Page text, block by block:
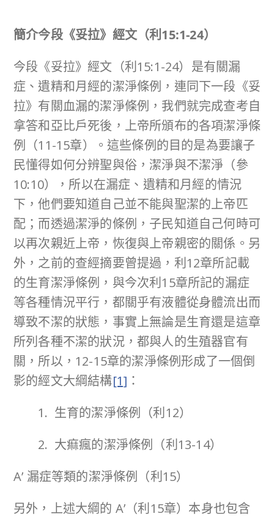
簡介今段《妥拉》經文（利15:1-24）
今段《妥拉》經文（利15:1-24）是有關漏
症、遺精和月經的潔淨條例，連同下一段《妥
拉》有關血漏的潔淨條例，我們就完成查考自
拿答和亞比戶死後，上帝所頒布的各項潔淨條
例（11-15章）。這些條例的目的是為要讓子
民懂得如何分辨聖與俗，潔淨與不潔淨（參
10:10），所以在漏症、遺精和月經的情況
下，他們要知道自己並不能與聖潔的上帝匹
配；而透過潔淨的條例，子民知道自己何時可
以再次親近上帝，恢復與上帝親密的關係。另
外，之前的查經摘要曾提過，利12章所記載
的生育潔淨條例，與今次利15章所記的漏症
等各種情況平行，都關乎有液體從身體流出而
導致不潔的狀態，事實上無論是生育還是這章
所列各種不潔的狀況，都與人的生殖器官有
關，所以，12-15章的潔淨條例形成了一個倒
影的經文大綱結構[1] ：
1. 生育的潔淨條例（利12）
2. 大痲瘋的潔淨條例（利13-14）
A’ 漏症等類的潔淨條例（利15）
另外，上述大綱的 A’（利15章）本身也包含